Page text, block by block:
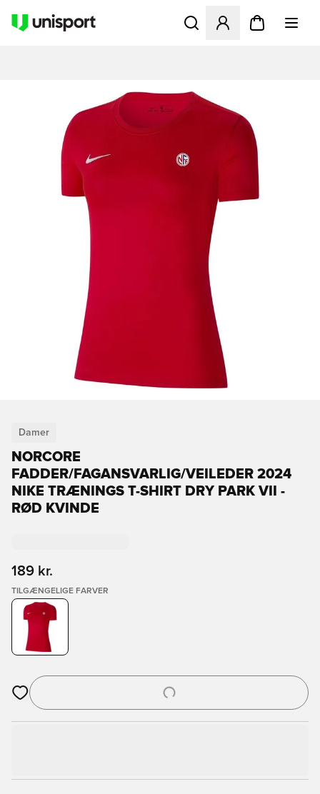
Åbner en Modal til at
Damer
NORCORE
FADDER/FAGANSVARLIG/VEILEDER 2024
NIKE TRÆNINGS T-SHIRT DRY PARK VII -
RØD KVINDE
189 kr.
TILGÆNGELIGE FARVER
Åbner en Modal til at logge ind eller tilmelde dig som medlem